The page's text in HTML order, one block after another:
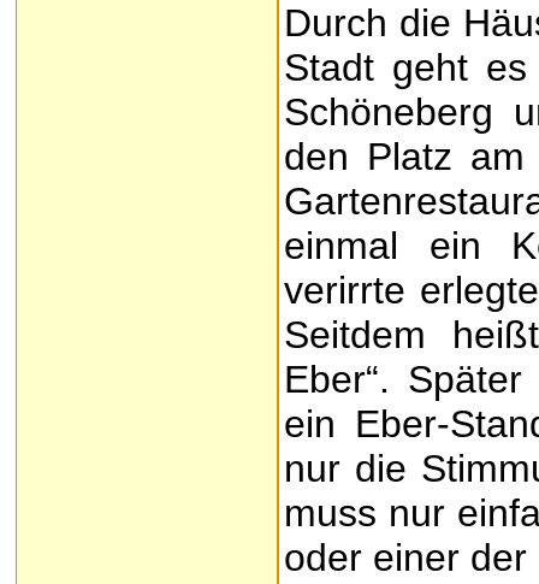
Durch die
Stadt geht
Schöneberg
den Platz
einmal ein
verirrte
Seitdem
Eber“.
ein Eber-
nur die
muss nur
oder einer